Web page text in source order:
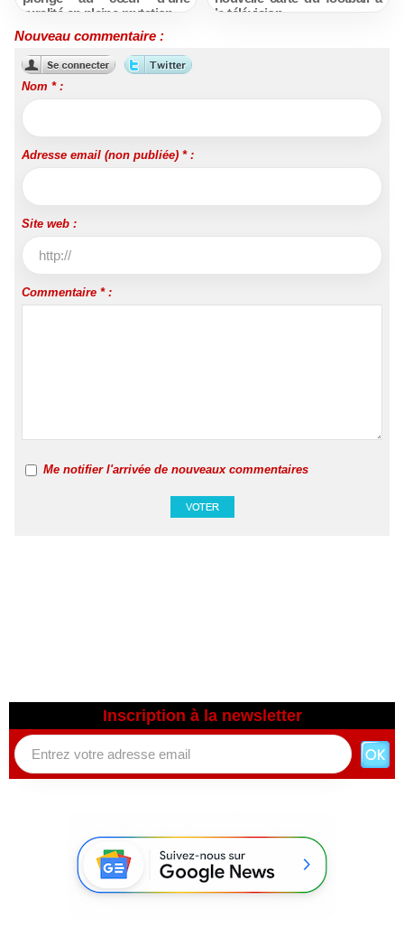
ruralité en pleine mutation
la télévision
Nouveau commentaire :
Nom * :
Adresse email (non publiée) * :
Site web :
Commentaire * :
Me notifier l'arrivée de nouveaux commentaires
Inscription à la newsletter